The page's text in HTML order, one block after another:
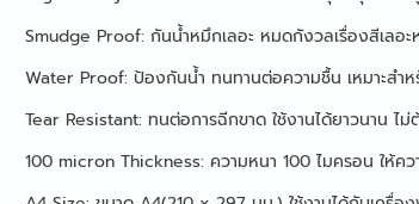
Smudge Proof: กันน้ำหมึกเลอะ หมดกังวลเรื่องสีเลอ
Water Proof: ป้องกันน้ำ ทนทานต่อความชื้น เหมาะสำห
Tear Resistant: ทนต่อการฉีกขาด ใช้งานได้ยาวนาน ไ
100 micron Thickness: ความหนา 100 ไมครอน ให้ค